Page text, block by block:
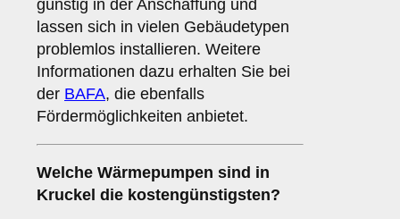
günstig in der Anschaffung und
lassen sich in vielen Gebäudetypen
problemlos installieren. Weitere
Informationen dazu erhalten Sie bei
der BAFA, die ebenfalls
Fördermöglichkeiten anbietet.
Welche Wärmepumpen sind in
Kruckel die kostengünstigsten?